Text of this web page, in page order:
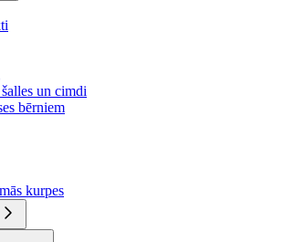
un cimdi
bērniem
kurpes